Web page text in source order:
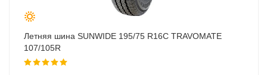
Летняя шина SUNWIDE 195/75 R16C TRAVOMATE
107/105R